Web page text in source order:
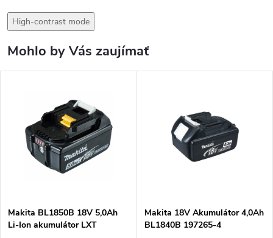
High-contrast mode
Mohlo by Vás zaujímať
Makita BL1850B 18V 5,0Ah
Li-Ion akumulátor LXT
Makita 18V Akumulátor 4,0Ah
BL1840B 197265-4